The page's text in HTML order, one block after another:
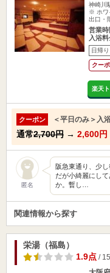
神崎川
※ ホワ
出口・
営業
入浴
日帰り
クー
楽天
クーポン ＜平日のみ＞入
通常2,700円 → 2,600円
匿名
阪急東通り、少
だが小綺麗にし
か。暫し…
関連情報から探す
栄湯（福島）
1.9点/